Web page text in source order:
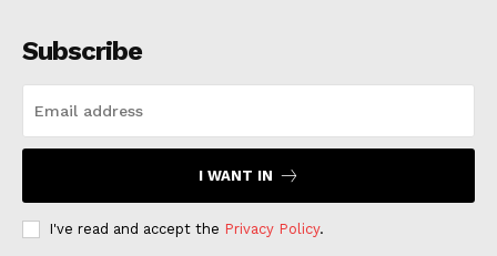
Subscribe
I WANT IN
I've read and accept the Privacy Policy.